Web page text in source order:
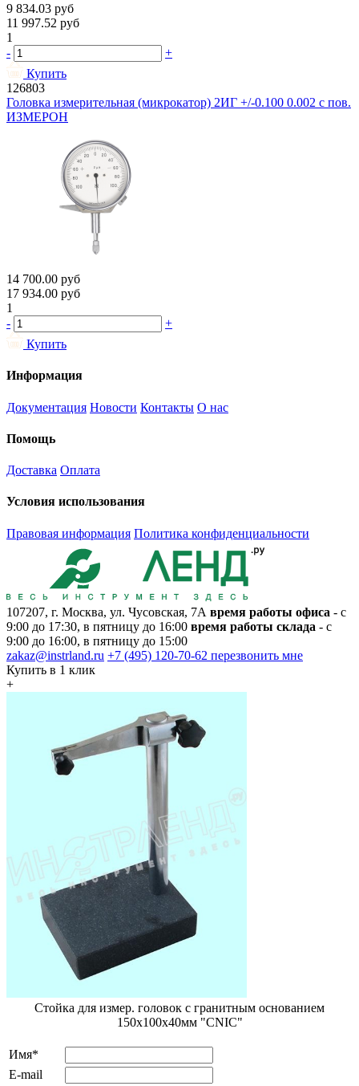
9 834.03 руб
11 997.52 руб
1
-
+
Купить
126803
Головка измерительная (микрокатор) 2ИГ +/-0.100 0.002 с пов.
ИЗМЕРОН
14 700.00 руб
17 934.00 руб
1
-
+
Купить
Информация
Документация Новости Контакты О нас
Помощь
Доставка Оплата
Условия использования
Правовая информация Политика конфиденциальности
107207, г. Москва, ул. Чусовская, 7А время работы офиса - с
9:00 до 17:30, в пятницу до 16:00 время работы склада - с
9:00 до 16:00, в пятницу до 15:00
zakaz@instrland.ru +7 (495) 120-70-62 перезвонить мне
Купить в 1 клик
+
Стойка для измер. головок с гранитным основанием
150х100х40мм "CNIC"
Имя*
E-mail